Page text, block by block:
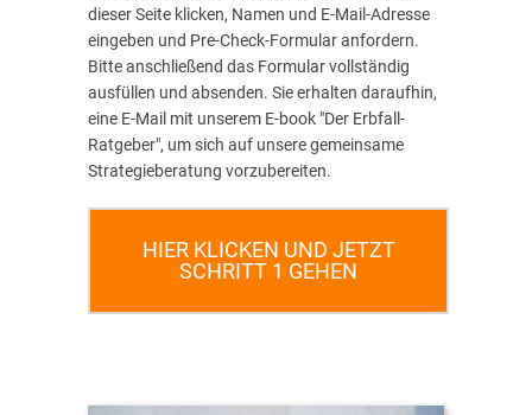
dieser Seite klicken, Namen und E-Mail-Adresse
eingeben und Pre-Check-Formular anfordern.
Bitte anschließend das Formular vollständig
ausfüllen und absenden. Sie erhalten daraufhin,
eine E-Mail mit unserem E-book "Der Erbfall-
Ratgeber", um sich auf unsere gemeinsame
Strategieberatung vorzubereiten.
HIER KLICKEN UND JETZT
SCHRITT 1 GEHEN